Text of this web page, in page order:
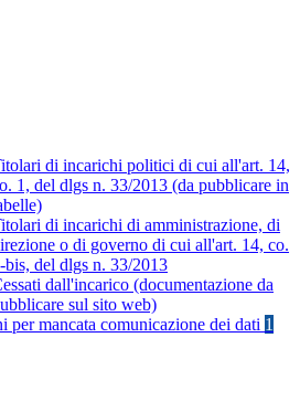
di incarichi politici di cui all'art. 14,
1, del dlgs n. 33/2013 (da pubblicare in
di incarichi di amministrazione, di
o di governo di cui all'art. 14, co.
bis, del dlgs n. 33/2013
dall'incarico (documentazione da
sul sito web)
per mancata comunicazione dei dati 1